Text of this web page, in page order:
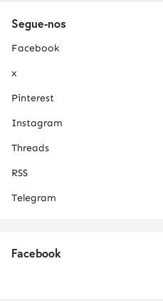
Segue-nos
Facebook
x
Pinterest
Instagram
Threads
RSS
Telegram
Facebook